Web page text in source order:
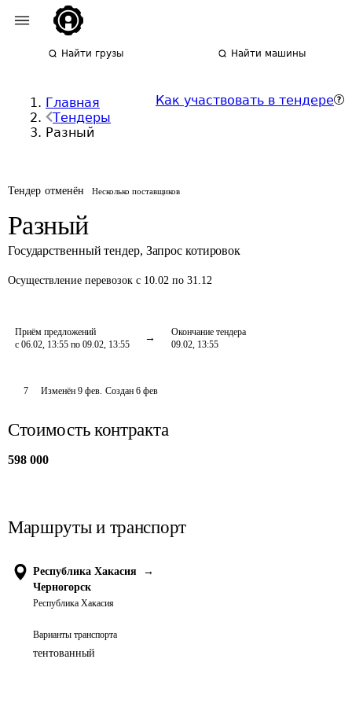
Найти грузы Найти машины
Главная
Тендеры
Разный
Как участвовать в тендере
Тендер отменён Несколько поставщиков
Разный
Государственный тендер, Запрос котировок
Осуществление перевозок с 10.02 по 31.12
Приём предложений
с 06.02, 13:55 по 09.02, 13:55
Окончание тендера
09.02, 13:55
7 Изменён 9 фев. Создан 6 фев
Стоимость контракта
598 000
Маршруты и транспорт
Республика Хакасия
→
Черногорск
Республика Хакасия
Варианты транспорта
тентованный